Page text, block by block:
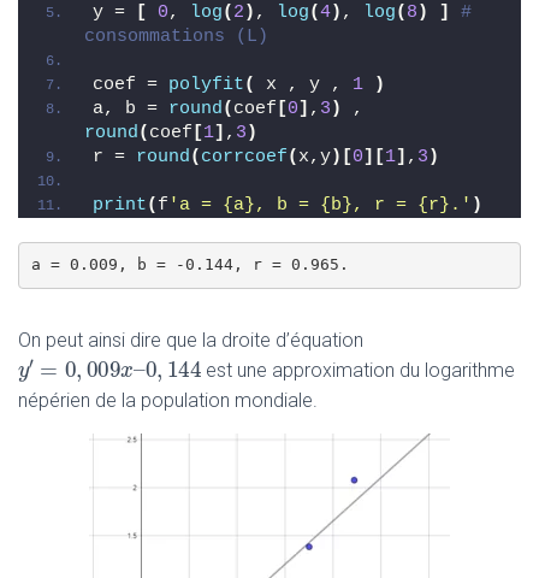
y =
[ 0, log( 2 ) , log(4) , log( 8 ) ]
#
consommations (L)
coef = polyfit( x , y , 1
)
a, b = round( coef [0] , 3 )
round( coef [1] , 3 )
r = round( corrcoef( x,y)[0][1] , 3 )
print( f 'a = {a}, b = {b}, r = {r}.' )
a = 0.009, b = -0.144, r = 0.965.
On peut ainsi dire que la droite d’équation
y′ = 0,009x –0, 144
y′ =0 009x–0,144
est une approximation du logarithme
népérien de la population mondiale.